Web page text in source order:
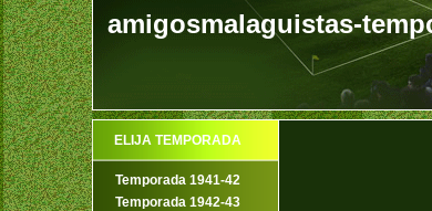
amigosmalaguistas-
ELIJA TEMPORADA
Temporada 1941-42
Temporada 1942-43